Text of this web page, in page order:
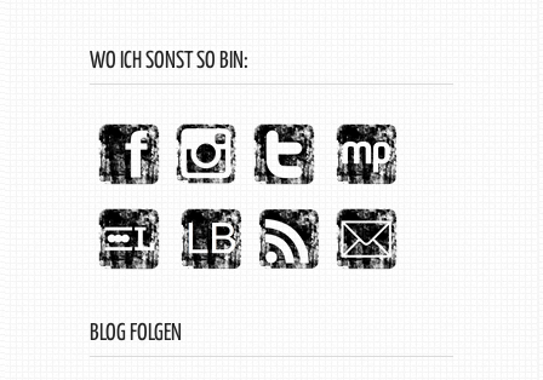
WO ICH SONST SO BIN:
BLOG FOLGEN